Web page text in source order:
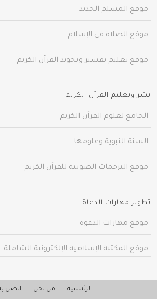
موقع المسلم الجديد
موقع الصلاة في الإسلام
موقع تعليم تفسير وتجويد القرآن الكريم
نشر وتعليم القرآن الكريم
الجامع لعلوم القرآن الكريم
السنة النبوية وعلومها
موقع الترجمات الصوتية للقرآن الكريم
تطوير مهارات الدعاة
موقع مهارات الدعوة
موقع المكتبة الإسلامية الإلكترونية الشاملة
الرئيسية من نحن اتصل